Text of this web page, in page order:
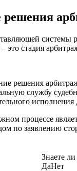
системы
стадия
решения
службу
исполнения
процессе
по заявлению
Знаете
ДаНет